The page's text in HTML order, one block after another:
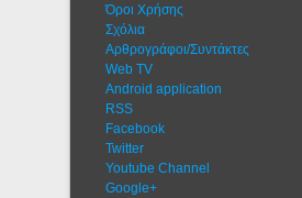
Όροι Χρήσης
Σχόλια
Αρθρογράφοι/Συντάκτες
Web TV
Android application
RSS
Facebook
Twitter
Youtube Channel
Google+